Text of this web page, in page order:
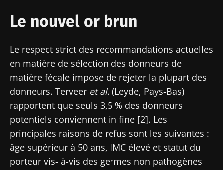
Le nouvel or brun
Le respect strict des recommandations actuelles
en matière de sélection des donneurs de
matière fécale impose de rejeter la plupart des
donneurs. Terveer et al. (Leyde, Pays-Bas)
rapportent que seuls 3,5 % des donneurs
potentiels conviennent in fine [2]. Les
principales raisons de refus sont les suivantes :
âge supérieur à 50 ans, IMC élevé et statut du
porteur vis- à-vis des germes non pathogènes